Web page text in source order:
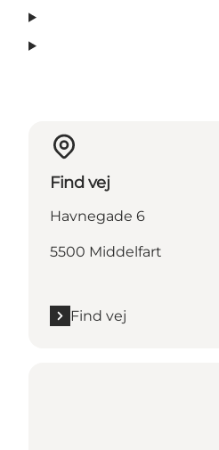
Find vej
Havnegade 6
5500 Middelfart
Find vej